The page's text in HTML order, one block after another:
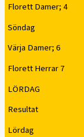
Florett Damer; 4
Söndag
Värja Damer; 6
Florett Herrar 7
LÖRDAG
Resultat
Lördag